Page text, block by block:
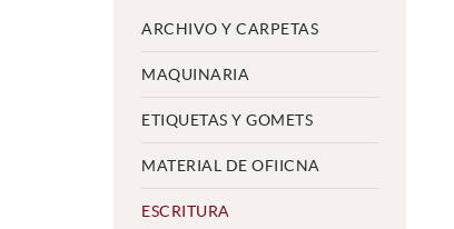
ARCHIVO Y CARPETAS
MAQUINARIA
ETIQUETAS Y GOMETS
MATERIAL DE OFIICNA
ESCRITURA